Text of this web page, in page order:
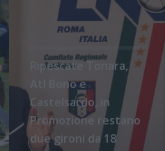
Ripescate Tonara,
Atl Bono e
Castelsardo, in
Promozione restano
due gironi da 18